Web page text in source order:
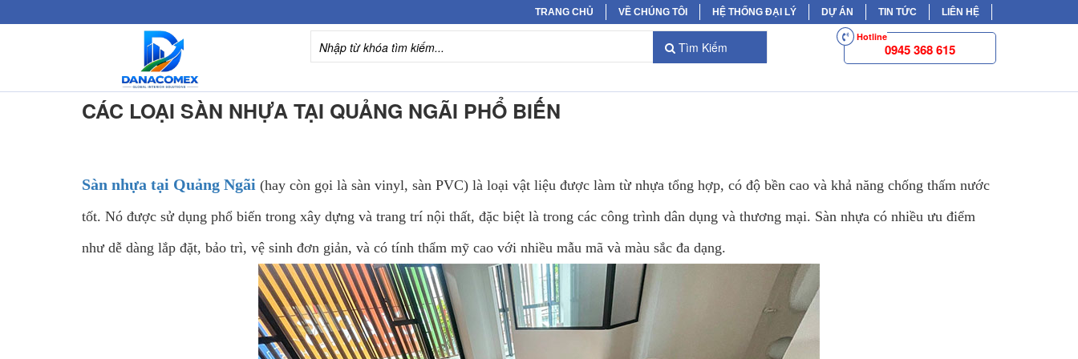
TRANG CHỦ VỀ CHÚNG TÔI HỆ THỐNG ĐẠI LÝ DỰ ÁN TIN TỨC LIÊN HỆ
Tìm Kiếm 0945 368 615
Hotline
CÁC LOẠI SÀN NHỰA TẠI QUẢNG NGÃI PHỔ BIẾN
Sàn nhựa tại Quảng Ngãi (hay còn gọi là sàn vinyl, sàn PVC) là loại vật liệu được làm từ nhựa tổng hợp, có độ bền cao và khả năng chống thấm nước
tốt. Nó được sử dụng phổ biến trong xây dựng và trang trí nội thất, đặc biệt là trong các công trình dân dụng và thương mại. Sàn nhựa có nhiều ưu điểm
như dễ dàng lắp đặt, bảo trì, vệ sinh đơn giản, và có tính thẩm mỹ cao với nhiều mẫu mã và màu sắc đa dạng.